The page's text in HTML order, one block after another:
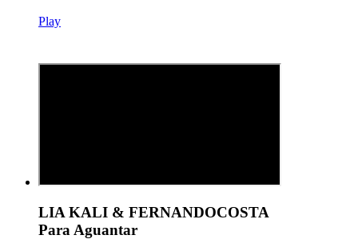
Play
LIA KALI & FERNANDOCOSTA
Para Aguantar